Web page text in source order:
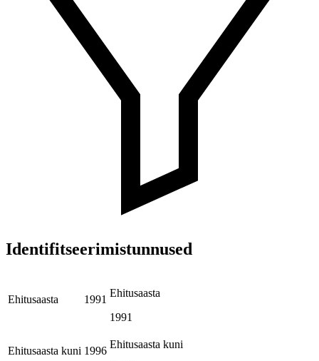
Identifitseerimistunnused
Ehitusaasta 1991
Ehitusaasta
1991
Ehitusaasta kuni 1996
Ehitusaasta kuni